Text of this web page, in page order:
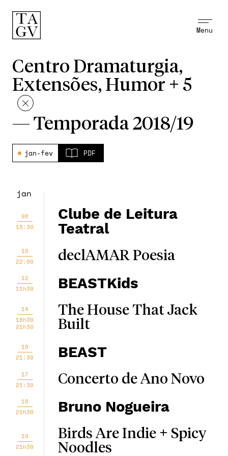
Menu
Centro Dramaturgia,
Extensões, Humor + 5
— Temporada 2018/19
jan-fev PDF
jan
08
18:30
Clube de Leitura
Teatral
10
22:00
declAMAR Poesia
12
11h30
BEASTKids
14
18h30
21h30
The House That Jack
Built
16
21:30
BEAST
17
21:30
Concerto de Ano Novo
18
21h30
Bruno Nogueira
19
21h30
Birds Are Indie + Spicy
Noodles